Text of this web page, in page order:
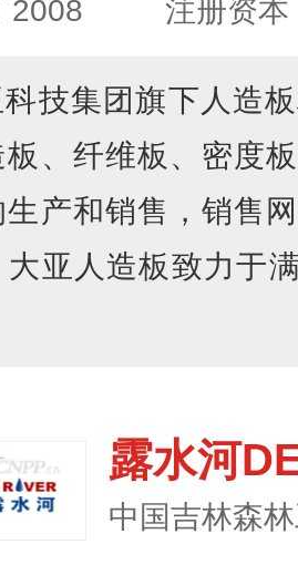
2008 注册资
科技集团旗下人造
板、纤维板、密度
产和销售，销售
亚人造板致力于
露水河